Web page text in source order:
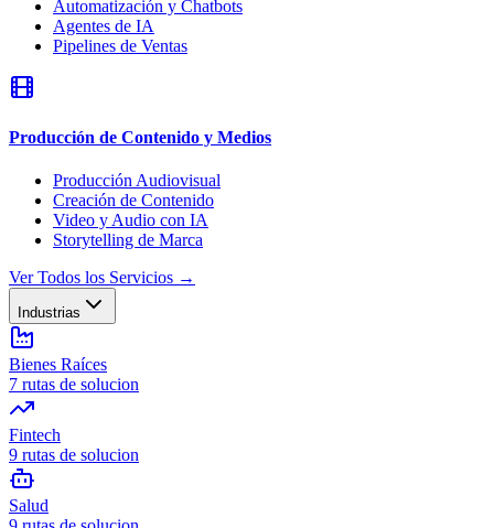
Automatización y Chatbots
Agentes de IA
Pipelines de Ventas
Producción de Contenido y Medios
Producción Audiovisual
Creación de Contenido
Video y Audio con IA
Storytelling de Marca
Ver Todos los Servicios →
Industrias
Bienes Raíces
7 rutas de solucion
Fintech
9 rutas de solucion
Salud